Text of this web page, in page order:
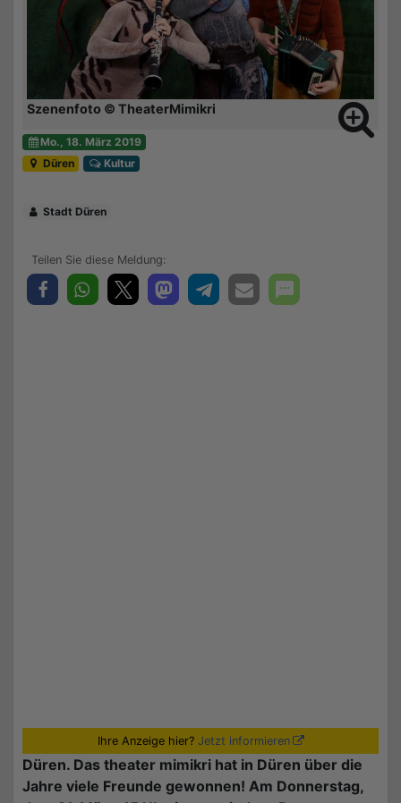
Szenenfoto © TheaterMimikri
Mo., 18. März 2019
Düren
Kultur
Stadt Düren
Ihre Anzeige hier? Jetzt informieren
Düren. Das theater mimikri hat in Düren über die
Jahre viele Freunde gewonnen! Am Donnerstag,